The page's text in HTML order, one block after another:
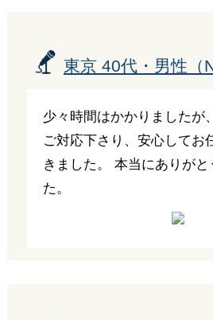
東京 40代・男性（
少々時間はかかりましたが
ご対応下さり、安心してお
きました。 本当にありがと
た。